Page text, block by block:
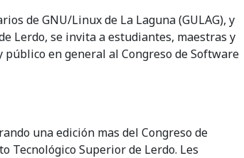
de GNU/Linux de La Laguna (GULAG), y
Lerdo, se invita a estudiantes, maestras y
en general al Congreso de Software
una edición mas del Congreso de
Tecnológico Superior de Lerdo. Les